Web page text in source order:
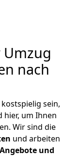
nach
sein,
hier, um Ihnen
Wir sind die
und arbeiten
und